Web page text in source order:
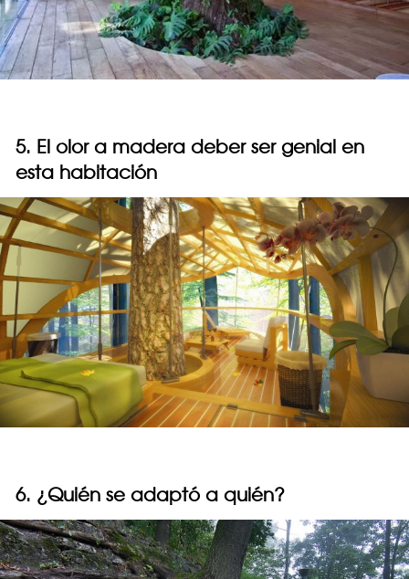
5. El olor a madera deber ser genial en
esta habitación
6. ¿Quién se adaptó a quién?